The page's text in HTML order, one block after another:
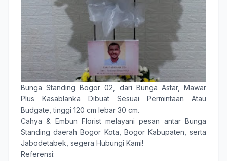
Bunga Standing Bogor 02 , dari Bunga Astar, Mawar
Plus Kasablanka Dibuat Sesuai Permintaan Atau
Budgate, tinggi 120 cm lebar 30 cm.
Cahya & Embun Floristmelayani pesan antarBunga
Standing daerahBogor Kota Bogor Kabupaten , serta
Jabodetabek, segera Hubungi Kami!
Referensi: